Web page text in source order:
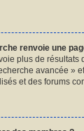
renvoie une
plus de résultats
avancée »
et des forums